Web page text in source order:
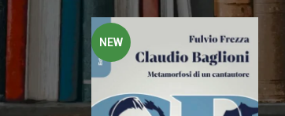
NEW